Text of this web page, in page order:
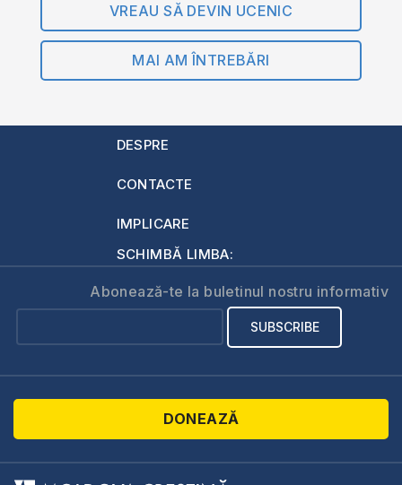
VREAU SĂ DEVIN UCENIC
MAI AM ÎNTREBĂRI
DESPRE
CONTACTE
IMPLICARE
SCHIMBĂ LIMBA:
Abonează-te la buletinul nostru informativ
DONEAZĂ